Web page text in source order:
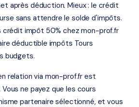
après déduction. Mieux : le crédit
sans attendre le solde d'impôts.
crédit impôt 50% chez mon-prof.fr
déductible impôts Tours
budgets.
relation via mon-prof.fr est
ne payez que les cours
partenaire sélectionné, et vous